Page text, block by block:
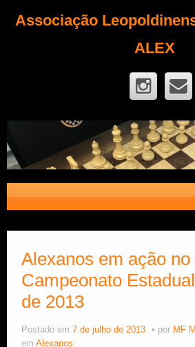
Associação
ALEX
Fique Sócio
Quem Somos?
Calendário
Estude Xadrez
Alexanos em ação no
Campeonato
de 2013
Postado em 7 de julho de 2013 por MF
em Alexanos